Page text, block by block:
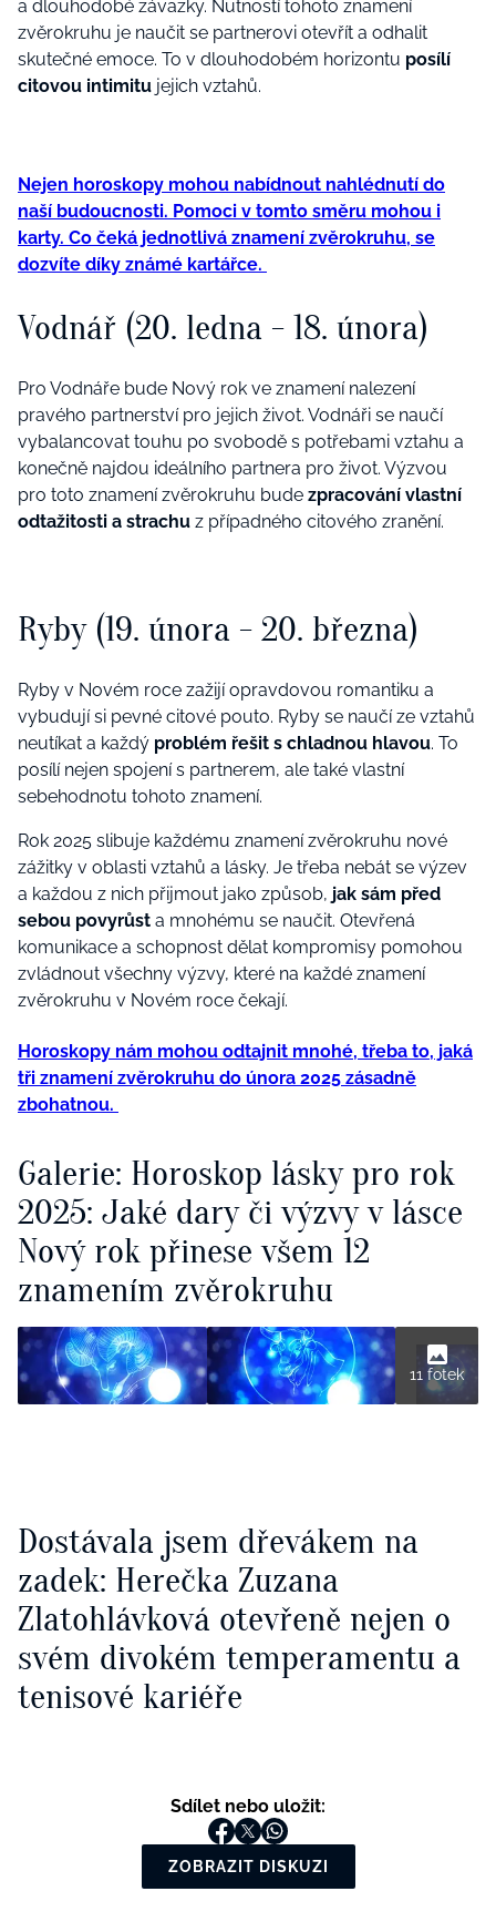
a dlouhodobé závazky. Nutností tohoto znamení
zvěrokruhu je naučit se partnerovi otevřít a odhalit
skutečné emoce. To v dlouhodobém horizontu posílí
citovou intimitu jejich vztahů.
Nejen horoskopy mohou nabídnout nahlédnutí do
naší budoucnosti. Pomoci v tomto směru mohou i
karty. Co čeká jednotlivá znamení zvěrokruhu, se
dozvíte díky známé kartářce.
Vodnář (20. ledna - 18. února)
Pro Vodnáře bude Nový rok ve znamení nalezení
pravého partnerství pro jejich život. Vodnáři se naučí
vybalancovat touhu po svobodě s potřebami vztahu a
konečně najdou ideálního partnera pro život. Výzvou
pro toto znamení zvěrokruhu bude zpracování vlastní
odtažitosti a strachu z případného citového zranění.
Ryby (19. února - 20. března)
Ryby v Novém roce zažijí opravdovou romantiku a
vybudují si pevné citové pouto. Ryby se naučí ze vztahů
neutíkat a každý problém řešit s chladnou hlavou. To
posílí nejen spojení s partnerem, ale také vlastní
sebehodnotu tohoto znamení.
Rok 2025 slibuje každému znamení zvěrokruhu nové
zážitky v oblasti vztahů a lásky. Je třeba nebát se výzev
a každou z nich přijmout jako způsob, jak sám před
sebou povyrůst a mnohému se naučit. Otevřená
komunikace a schopnost dělat kompromisy pomohou
zvládnout všechny výzvy, které na každé znamení
zvěrokruhu v Novém roce čekají.
Horoskopy nám mohou odtajnit mnohé, třeba to, jaká
tři znamení zvěrokruhu do února 2025 zásadně
zbohatnou.
Galerie: Horoskop lásky pro rok
2025: Jaké dary či výzvy v lásce
Nový rok přinese všem 12
znamením zvěrokruhu
11 fotek
Dostávala jsem dřevákem na
zadek: Herečka Zuzana
Zlatohlávková otevřeně nejen o
svém divokém temperamentu a
tenisové kariéře
Sdílet nebo uložit:
ZOBRAZIT DISKUZI